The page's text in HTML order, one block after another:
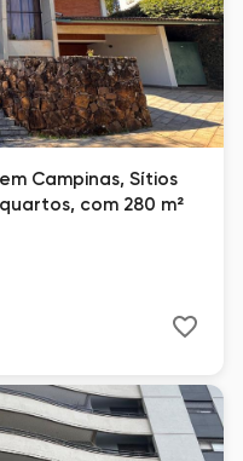
Campinas, Sítios
com 280 m²